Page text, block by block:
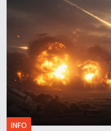
INFO